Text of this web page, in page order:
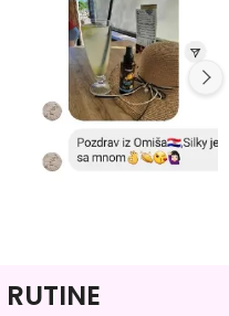
RUTINE